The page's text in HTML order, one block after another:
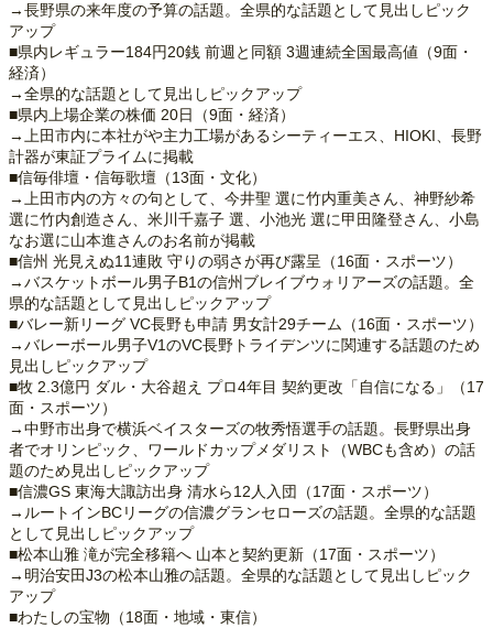
→長野県の来年度の予算の話題。全県的な話題として見出しピック
アップ
■県内レギュラー184円20銭 前週と同額 3週連続全国最高値（9面・
経済）
→全県的な話題として見出しピックアップ
■県内上場企業の株価 20日（9面・経済）
→上田市内に本社がや主力工場があるシーティーエス、HIOKI、長野
計器が東証プライムに掲載
■信毎俳壇・信毎歌壇（13面・文化）
→上田市内の方々の句として、今井聖 選に竹内重美さん、神野紗希
選に竹内創造さん、米川千嘉子 選、小池光 選に甲田隆登さん、小島
なお選に山本進さんのお名前が掲載
■信州 光見えぬ11連敗 守りの弱さが再び露呈（16面・スポーツ）
→バスケットボール男子B1の信州ブレイブウォリアーズの話題。全
県的な話題として見出しピックアップ
■バレー新リーグ VC長野も申請 男女計29チーム（16面・スポーツ）
→バレーボール男子V1のVC長野トライデンツに関連する話題のため
見出しピックアップ
■牧 2.3億円 ダル・大谷超え プロ4年目 契約更改「自信になる」（17
面・スポーツ）
→中野市出身で横浜ベイスターズの牧秀悟選手の話題。長野県出身
者でオリンピック、ワールドカップメダリスト（WBCも含め）の話
題のため見出しピックアップ
■信濃GS 東海大諏訪出身 清水ら12人入団（17面・スポーツ）
→ルートインBCリーグの信濃グランセローズの話題。全県的な話題
として見出しピックアップ
■松本山雅 滝が完全移籍へ 山本と契約更新（17面・スポーツ）
→明治安田J3の松本山雅の話題。全県的な話題として見出しピック
アップ
■わたしの宝物（18面・地域・東信）